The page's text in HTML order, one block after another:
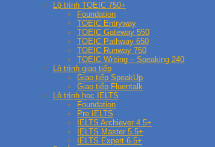
Lộ trình TOEIC 750+
Foundation
TOEIC Entryway
TOEIC Gateway 550
TOEIC Pathway 650
TOEIC Runway 750
TOEIC Writing – Speaking 240
Lộ trình giao tiếp
Giao tiếp SpeakUp
Giao tiếp Fluentalk
Lộ trình học IELTS
Foundation
Pre IELTS
IELTS Archiever 4.5+
IELTS Master 5.5+
IELTS Expert 6.5+